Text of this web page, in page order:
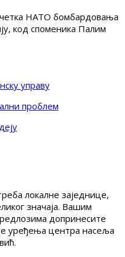
НАТО бомбардовања
код споменика Палим
управу
проблем
локалне заједнице,
значаја. Вашим
допринесите
уређења центра насеља